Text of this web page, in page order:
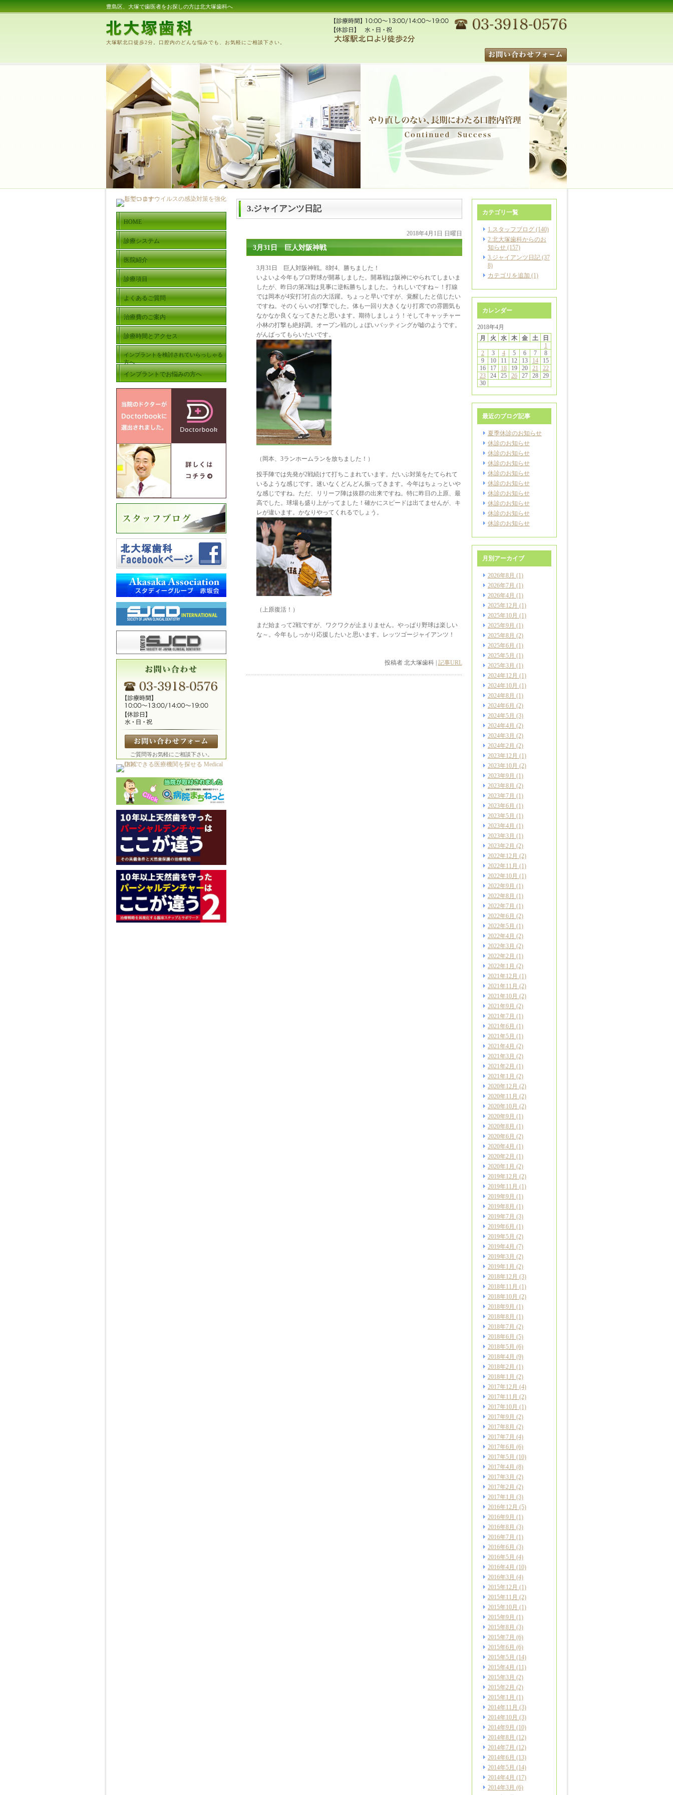
豊島区、大塚で歯医者をお探しの方は北大塚歯科へ
大塚駅北口徒歩2分。口腔内のどんな悩みでも、お気軽にご相談下さい。
3.ジャイアンツ日記
2018年4月1日 日曜日
3月31日 巨人対阪神戦
3月31日 巨人対阪神戦。8対4、勝ちました！
いよいよ今年もプロ野球が開幕しました。開幕戦は阪神にやられてしまいま
したが、昨日の第2戦は見事に逆転勝ちしました。うれしいですね～！打線
では岡本が4安打5打点の大活躍。ちょっと早いですが、覚醒したと信じたい
ですね。そのくらいの打撃でした。体も一回り大きくなり打席での雰囲気も
なかなか良くなってきたと思います。期待しましょう！そしてキャッチャー
小林の打撃も絶好調。オープン戦のしょぼいバッティングが嘘のようです。
がんばってもらいたいです。
（岡本、3ランホームランを放ちました！）
投手陣では先発が2戦続けて打ちこまれています。だいぶ対策をたてられて
いるような感じです。迷いなくどんどん振ってきます。今年はちょっといや
な感じですね。ただ、リリーフ陣は抜群の出来ですね。特に昨日の上原、最
高でした。球場も盛り上がってました！確かにスピードは出てませんが、キ
レが違います。かなりやってくれるでしょう。
（上原復活！）
まだ始まって2戦ですが、ワクワクが止まりません。やっぱり野球は楽しい
な～。今年もしっかり応援したいと思います。レッツゴージャイアンツ！
投稿者 北大塚歯科 | 記事URL
カテゴリ一覧
1.スタッフブログ (140)
2.北大塚歯科からのお
知らせ (157)
3.ジャイアンツ日記 (37
8)
カテゴリを追加 (1)
カレンダー
2018年4月
月
火 水 木 金 土
日
1
2
3 4 5 6 7
8
9
10 11 12 13 14
15
16
17 18 19 20 21
22
23
24 25 26 27 28
29
30
最近のブログ記事
夏季休診のお知らせ
休診のお知らせ
休診のお知らせ
休診のお知らせ
休診のお知らせ
休診のお知らせ
休診のお知らせ
休診のお知らせ
休診のお知らせ
休診のお知らせ
月別アーカイブ
2026年8月 (1)
2026年7月 (1)
2026年4月 (1)
2025年12月 (1)
2025年10月 (1)
2025年9月 (1)
2025年8月 (2)
2025年6月 (1)
2025年5月 (1)
2025年3月 (1)
2024年12月 (1)
2024年10月 (1)
2024年8月 (1)
2024年6月 (2)
2024年5月 (3)
2024年4月 (2)
2024年3月 (2)
2024年2月 (2)
2023年12月 (1)
2023年10月 (2)
2023年9月 (1)
2023年8月 (2)
2023年7月 (1)
2023年6月 (1)
2023年5月 (1)
2023年4月 (1)
2023年3月 (1)
2023年2月 (2)
2022年12月 (2)
2022年11月 (1)
2022年10月 (1)
2022年9月 (1)
2022年8月 (1)
2022年7月 (1)
2022年6月 (2)
2022年5月 (1)
2022年4月 (2)
2022年3月 (2)
2022年2月 (1)
2022年1月 (2)
2021年12月 (1)
2021年11月 (2)
2021年10月 (2)
2021年9月 (2)
2021年7月 (1)
2021年6月 (1)
2021年5月 (1)
2021年4月 (2)
2021年3月 (2)
2021年2月 (1)
2021年1月 (2)
2020年12月 (2)
2020年11月 (2)
2020年10月 (2)
2020年9月 (1)
2020年8月 (1)
2020年6月 (2)
2020年4月 (1)
2020年2月 (1)
2020年1月 (2)
2019年12月 (2)
2019年11月 (1)
2019年9月 (1)
2019年8月 (1)
2019年7月 (3)
2019年6月 (1)
2019年5月 (2)
2019年4月 (7)
2019年3月 (2)
2019年1月 (2)
2018年12月 (3)
2018年11月 (1)
2018年10月 (2)
2018年9月 (1)
2018年8月 (1)
2018年7月 (2)
2018年6月 (5)
2018年5月 (6)
2018年4月 (9)
2018年2月 (1)
2018年1月 (2)
2017年12月 (4)
2017年11月 (2)
2017年10月 (1)
2017年9月 (2)
2017年8月 (2)
2017年7月 (4)
2017年6月 (6)
2017年5月 (10)
2017年4月 (8)
2017年3月 (2)
2017年2月 (2)
2017年1月 (3)
2016年12月 (5)
2016年9月 (1)
2016年8月 (3)
2016年7月 (1)
2016年6月 (3)
2016年5月 (4)
2016年4月 (10)
2016年3月 (4)
2015年12月 (1)
2015年11月 (2)
2015年10月 (1)
2015年9月 (1)
2015年8月 (3)
2015年7月 (6)
2015年6月 (6)
2015年5月 (14)
2015年4月 (11)
2015年3月 (2)
2015年2月 (2)
2015年1月 (1)
2014年11月 (3)
2014年10月 (3)
2014年9月 (10)
2014年8月 (12)
2014年7月 (12)
2014年6月 (13)
2014年5月 (14)
2014年4月 (17)
2014年3月 (6)
HOME
診療システム
医院紹介
診療項目
よくあるご質問
治療費のご案内
診療時間とアクセス
インプラントを検討されていらっしゃる
方へ
インプラントでお悩みの方へ
ご質問等お気軽にご相談下さい。